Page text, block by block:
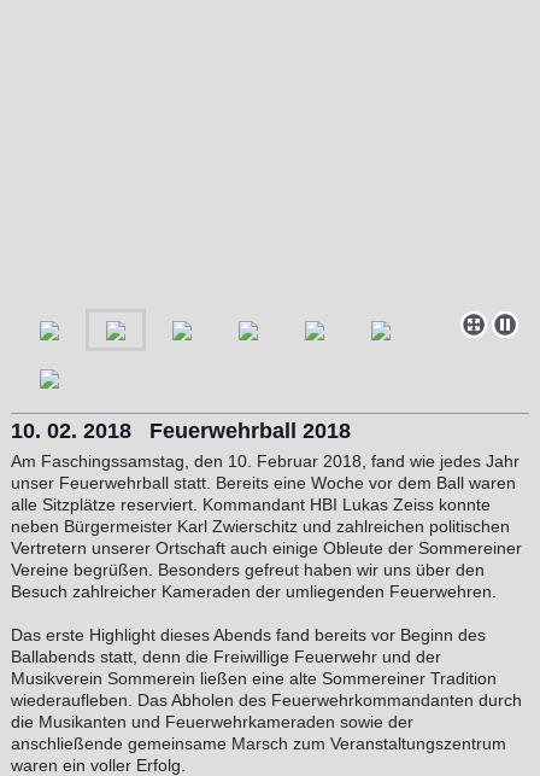
10. 02. 2018 Feuerwehrball 2018
Am Faschingssamstag, den 10. Februar 2018, fand wie jedes Jahr
unser Feuerwehrball statt. Bereits eine Woche vor dem Ball waren
alle Sitzplätze reserviert. Kommandant HBI Lukas Zeiss konnte
neben Bürgermeister Karl Zwierschitz und zahlreichen politischen
Vertretern unserer Ortschaft auch einige Obleute der Sommereiner
Vereine begrüßen. Besonders gefreut haben wir uns über den
Besuch zahlreicher Kameraden der umliegenden Feuerwehren.
Das erste Highlight dieses Abends fand bereits vor Beginn des
Ballabends statt, denn die Freiwillige Feuerwehr und der
Musikverein Sommerein ließen eine alte Sommereiner Tradition
wiederaufleben. Das Abholen des Feuerwehrkommandanten durch
die Musikanten und Feuerwehrkameraden sowie der
anschließende gemeinsame Marsch zum Veranstaltungszentrum
waren ein voller Erfolg.